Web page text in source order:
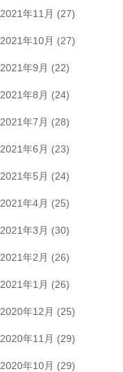
2021年11月 (27)
2021年10月 (27)
2021年9月 (22)
2021年8月 (24)
2021年7月 (28)
2021年6月 (23)
2021年5月 (24)
2021年4月 (25)
2021年3月 (30)
2021年2月 (26)
2021年1月 (26)
2020年12月 (25)
2020年11月 (29)
2020年10月 (29)